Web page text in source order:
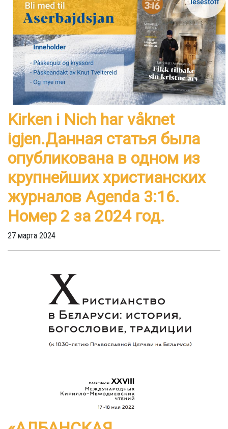
Kirken i Nich har våknet
igjen.Данная статья была
опубликована в одном из
крупнейших христианских
журналов Agenda 3:16.
Номер 2 за 2024 год.
27 марта 2024